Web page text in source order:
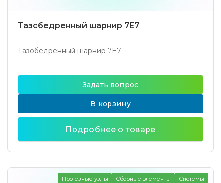
Тазобедренный шарнир 7E7
Тазобедренный шарнир 7E7
Задать вопрос
В корзину
Подробнее о товаре
Протезные узлы Сборные элементы Системы